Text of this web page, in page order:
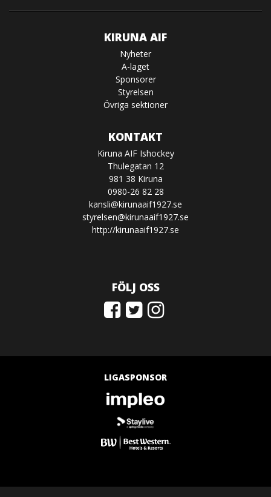
KIRUNA AIF
Nyheter
A-laget
Sponsorer
Styrelsen
Övriga sektioner
KONTAKT
Kiruna AIF Ishockey
Thulegatan 12
981 38 Kiruna
0980-26 82 28
kansli@kirunaaif1927.se
styrelsen@kirunaaif1927.se
http://kirunaaif1927.se
FÖLJ OSS
LIGASPONSOR